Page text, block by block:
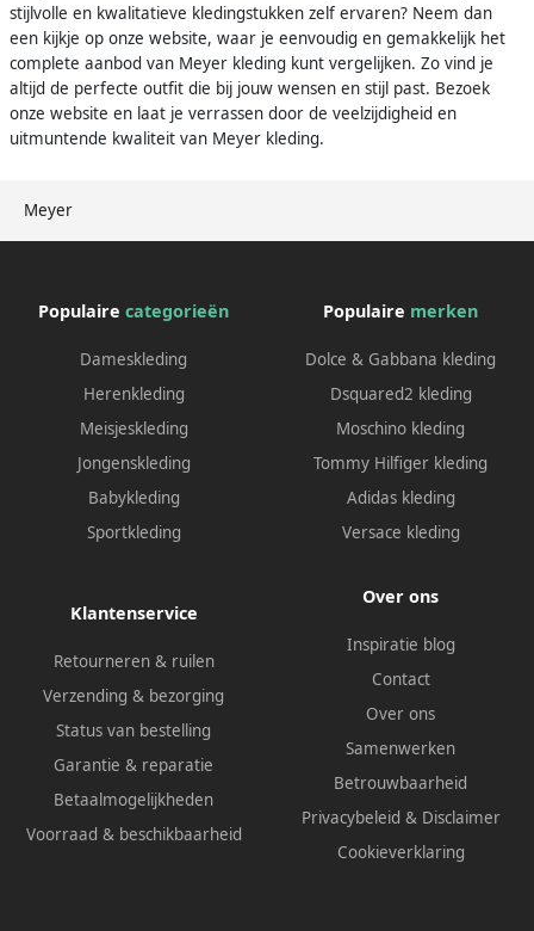
Meyer
stijlvolle en kwalitatieve kledingstukken zelf ervaren? Neem dan
een kijkje op onze website, waar je eenvoudig en gemakkelijk het
complete aanbod van Meyer kleding kunt vergelijken. Zo vind je
altijd de perfecte outfit die bij jouw wensen en stijl past. Bezoek
onze website en laat je verrassen door de veelzijdigheid en
uitmuntende kwaliteit van Meyer kleding.
Populaire categorieën
Dameskleding
Herenkleding
Meisjeskleding
Jongenskleding
Babykleding
Sportkleding
Populaire merken
Dolce & Gabbana kleding
Dsquared2 kleding
Moschino kleding
Tommy Hilfiger kleding
Adidas kleding
Versace kleding
Klantenservice
Retourneren & ruilen
Verzending & bezorging
Status van bestelling
Garantie & reparatie
Betaalmogelijkheden
Voorraad & beschikbaarheid
Over ons
Inspiratie blog
Contact
Over ons
Samenwerken
Betrouwbaarheid
Privacybeleid & Disclaimer
Cookieverklaring